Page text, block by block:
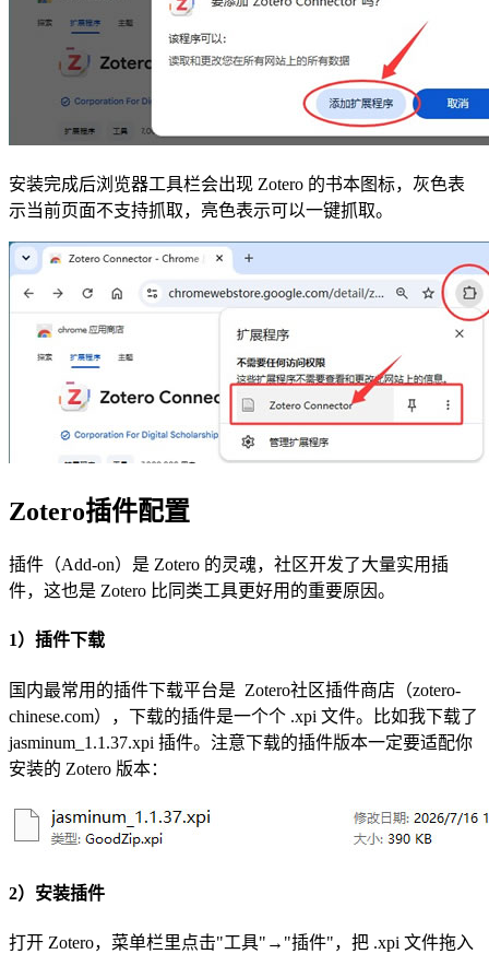
安装完成后浏览器工具栏会出现 Zotero 的书本图标，灰色表
示当前页面不支持抓取，亮色表示可以一键抓取。
Zotero插件配置
插件（Add-on）是 Zotero 的灵魂，社区开发了大量实用插
件，这也是 Zotero 比同类工具更好用的重要原因。
1）插件下载
国内最常用的插件下载平台是 Zotero社区插件商店（zotero-
chinese.com），下载的插件是一个个 .xpi 文件。比如我下载了
jasminum_1.1.37.xpi 插件。注意下载的插件版本一定要适配你
安装的 Zotero 版本：
2）安装插件
打开 Zotero，菜单栏里点击"工具"→"插件"，把 .xpi 文件拖入